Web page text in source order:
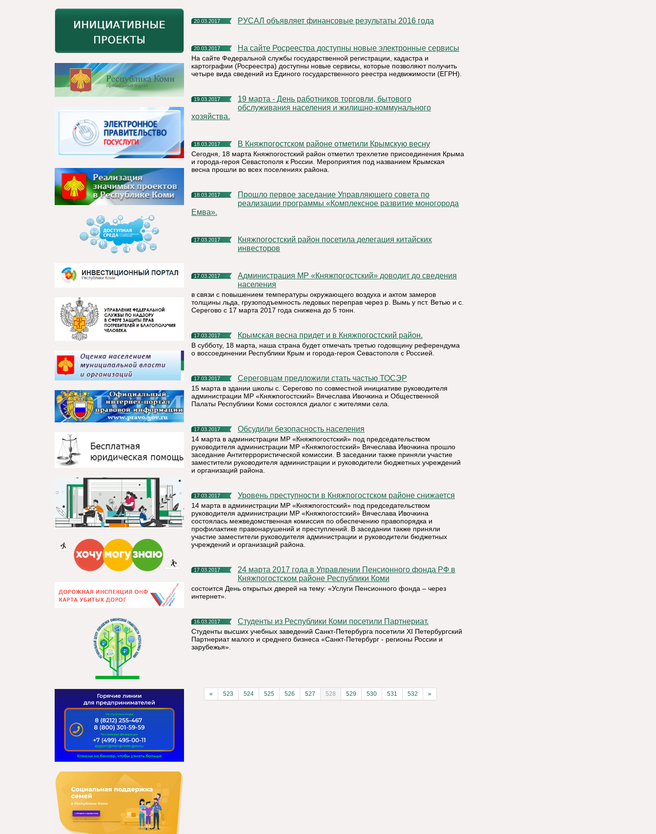
20.03.2017 РУСАЛ объявляет финансовые результаты 2016 года
20.03.2017 На сайте Росреестра доступны новые электронные сервисы
На сайте Федеральной службы государственной регистрации, кадастра и
картографии (Росреестра) доступны новые сервисы, которые позволяют получить
четыре вида сведений из Единого государственного реестра недвижимости (ЕГРН).
19.03.2017
19 марта - День работников торговли, бытового
обслуживания населения и жилищно-коммунального
хозяйства.
18.03.2017 В Княжпогостском районе отметили Крымскую весну
Сегодня, 18 марта Княжпогостский район отметил трехлетие присоединения Крыма
и города-героя Севастополя к России. Мероприятия под названием Крымская
весна прошли во всех поселениях района.
18.03.2017
Прошло первое заседание Управляющего совета по
реализации программы «Комплексное развитие моногорода
Емва».
17.03.2017
Княжпогостский район посетила делегация китайских
инвесторов
17.03.2017
Администрация МР «Княжпогостский» доводит до сведения
населения
в связи с повышением температуры окружающего воздуха и актом замеров
толщины льда, грузоподъемность ледовых переправ через р. Вымь у пст. Ветью и с.
Серегово с 17 марта 2017 года снижена до 5 тонн.
17.03.2017 Крымская весна придет и в Княжпогостский район.
В субботу, 18 марта, наша страна будет отмечать третью годовщину референдума
о воссоединении Республики Крым и города-героя Севастополя с Россией.
17.03.2017 Сереговцам предложили стать частью ТОСЭР
15 марта в здании школы с. Серегово по совместной инициативе руководителя
администрации МР «Княжпогостский» Вячеслава Ивочкина и Общественной
Палаты Республики Коми состоялся диалог с жителями села.
17.03.2017 Обсудили безопасность населения
14 марта в администрации МР «Княжпогостский» под председательством
руководителя администрации МР «Княжпогостский» Вячеслава Ивочкина прошло
заседание Антитеррористической комиссии. В заседании также приняли участие
заместители руководителя администрации и руководители бюджетных учреждений
и организаций района.
17.03.2017 Уровень преступности в Княжпогостском районе снижается
14 марта в администрации МР «Княжпогостский» под председательством
руководителя администрации МР «Княжпогостский» Вячеслава Ивочкина
состоялась межведомственная комиссия по обеспечению правопорядка и
профилактике правонарушений и преступлений. В заседании также приняли
участие заместители руководителя администрации и руководители бюджетных
учреждений и организаций района.
17.03.2017
24 марта 2017 года в Управлении Пенсионного фонда РФ в
Княжпогостском районе Республики Коми
состоится День открытых дверей на тему: «Услуги Пенсионного фонда – через
интернет».
16.03.2017 Студенты из Республики Коми посетили Партнериат.
Студенты высших учебных заведений Санкт-Петербурга посетили XI Петербургский
Партнериат малого и среднего бизнеса «Санкт-Петербург - регионы России и
зарубежья».
« 523 524 525 526 527 528 529 530 531 532 »